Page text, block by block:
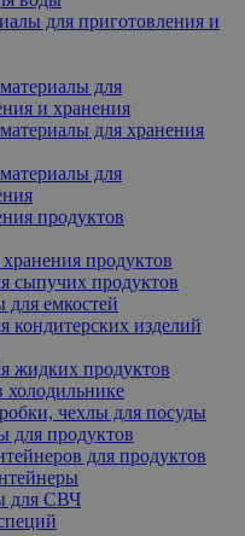
для приготовления и
для
и хранения
для хранения
для
продуктов
продуктов
сыпучих продуктов
для емкостей
кондитерских изделий
жидких продуктов
холодильнике
чехлы для посуды
для продуктов
для продуктов
для СВЧ